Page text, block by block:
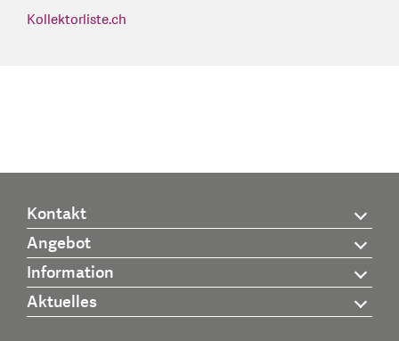
Kollektorliste.ch
Kontakt
Angebot
Information
Aktuelles